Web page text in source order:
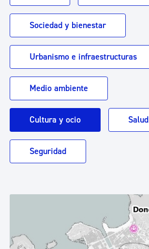
Sociedad y bienestar
Urbanismo e infraestructuras
Medio ambiente
Cultura y ocio Salud
Seguridad